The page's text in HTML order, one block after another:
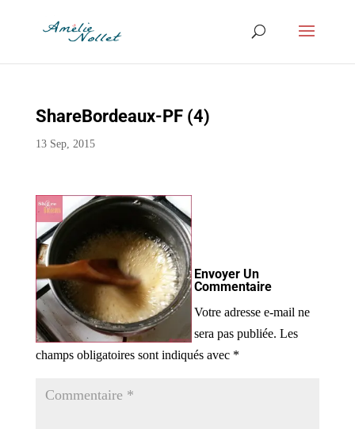
ShareBordeaux-PF (4)
13 Sep, 2015
Envoyer Un
Commentaire
Votre adresse e-mail ne
sera pas publiée. Les
champs obligatoires sont indiqués avec *